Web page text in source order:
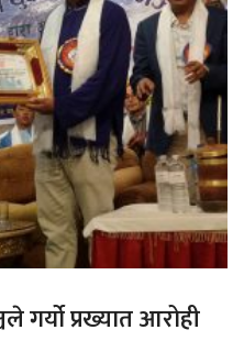
गर्यो प्रख्यात आरोही